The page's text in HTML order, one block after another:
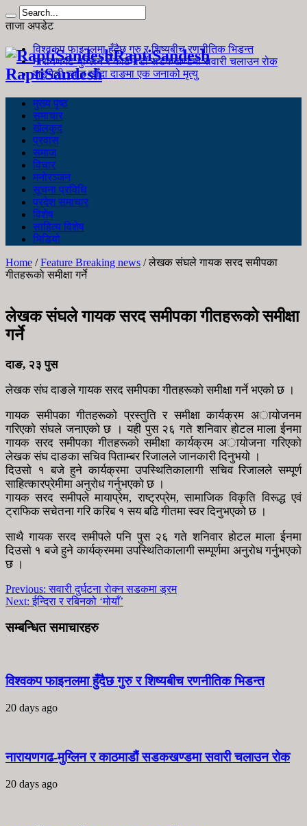
ताजा अपडेट
विश्वकप फाइनलमा हुँदैछ गुरु र शिष्यबीच रणनीतिक भिडन्त
नारायणगढ-मुग्लिन र काठमाडौं सडकखण्डमा सवारी चलाउन रोक
जङ्गली च्याउ खाँदा दाङमा एक जनाको मृत्यु
RaptiSandesh
RaptiSandesh
मुख्य पृष्ठ
समाचार
खेलकुद
प्रवास
समाज
विचार
मनोरञ्जन
सूचना प्रविधि
प्रदेश समाचार
विशेष
साहित्य विशेष
भिडियो
Home /Feature Breaking news /लेखक संघले गायक सरद समीपका
गीतहरूकाे समीक्षा गर्ने
लेखक संघले गायक सरद समीपका गीतहरूकाे समीक्षा
गर्ने
दाङ, २३ पुस
लेखक संघ दाङले गायक सरद समीपका गीतहरूकाे समीक्षा गर्ने भएकाे छ ।
गायक समीपका गीतहरूकाे प्रस्तुति र समीक्षा कार्यक्रम अायाेजनम
गरिएकाे संघले जनाएकाे छ । यही पुस २६ गते शनिवार हाेटल माला ईनमा
गायक सरद समीपका गीतहरूकाे समीक्षा कार्यक्रम अायाेजना गरिएकाे
लेखक संघ दाङका सचिव पिताम्बर रिजालले जानकारी दिनुभयाे ।
दिउसाे १ बजे हुने कार्यक्रमा उपस्थितिकालागी सचिव रिजालले सम्पूर्ण
साहित्कारप्रेमीमा अनुराेध गर्नुभएकाे छ ।
गायक सरद समीपले मायाप्रेम, राष्ट्रप्रेम, सामाजिक विकृति विरूद्ध एवं
ट्राफिक सचेतना गरि करिब १ सय बढि गीतमा स्वर दिनुभएकाे छ ।
साथै गायक सरद समीपले पनि पुस २६ गते शनिवार हाेटल माला ईनमा
दिउसाे १ बजे हुने कार्यक्रममा उपस्थितिकालागी सम्पूर्णमा अनुराेध गर्नुभएकाे
छ ।
Previous: सवारी दुर्घटना राेक्न सडकमा ड्रम
Next: ईन्दिरा र रबिनको ‘मोयाँ’
सम्बन्धित समाचारहरु
विश्वकप फाइनलमा हुँदैछ गुरु र शिष्यबीच रणनीतिक भिडन्त
20 days ago
नारायणगढ-मुग्लिन र काठमाडौं सडकखण्डमा सवारी चलाउन रोक
20 days ago